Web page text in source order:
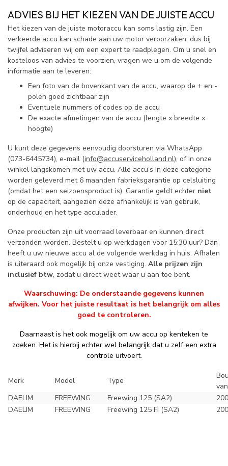
ADVIES BIJ HET KIEZEN VAN DE JUISTE ACCU
Het kiezen van de juiste motoraccu kan soms lastig zijn. Een
verkeerde accu kan schade aan uw motor veroorzaken, dus bij
twijfel adviseren wij om een expert te raadplegen. Om u snel en
kosteloos van advies te voorzien, vragen we u om de volgende
informatie aan te leveren:
Een foto van de bovenkant van de accu, waarop de + en -
polen goed zichtbaar zijn
Eventuele nummers of codes op de accu
De exacte afmetingen van de accu (lengte x breedte x
hoogte)
U kunt deze gegevens eenvoudig doorsturen via WhatsApp
(073-6445734), e-mail (info@accuserviceholland.nl), of in onze
winkel langskomen met uw accu. Alle accu’s in deze categorie
worden geleverd met 6 maanden fabrieksgarantie op celsluiting
(omdat het een seizoensproduct is). Garantie geldt echter niet
op de capaciteit, aangezien deze afhankelijk is van gebruik,
onderhoud en het type acculader.
Onze producten zijn uit voorraad leverbaar en kunnen direct
verzonden worden. Bestelt u op werkdagen voor 15:30 uur? Dan
heeft u uw nieuwe accu al de volgende werkdag in huis. Afhalen
is uiteraard ook mogelijk bij onze vestiging. Alle prijzen zijn
inclusief btw, zodat u direct weet waar u aan toe bent.
Waarschuwing: De onderstaande gegevens kunnen
afwijken. Voor het juiste resultaat is het belangrijk om alles
goed te controleren.
Daarnaast is het ook mogelijk om uw accu op kenteken te
zoeken. Het is hierbij echter wel belangrijk dat u zelf een extra
controle uitvoert.
Merk Model Type
DAELIM
FREEWING Freewing 125 (SA2)
DAELIM
FREEWING Freewing 125 FI (SA2)